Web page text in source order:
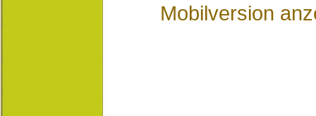
Mobilversion